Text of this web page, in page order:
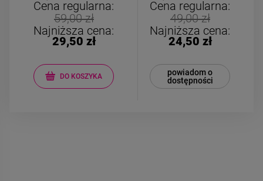
Cena regularna:
59,00 zł
Najniższa cena:
29,50 zł
DO KOSZYKA
Cena regularna:
49,00 zł
Najniższa cena:
24,50 zł
powiadom o
dostępności